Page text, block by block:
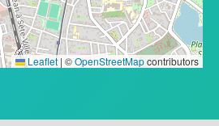
Leaflet | ©OpenStreetMapcontributors